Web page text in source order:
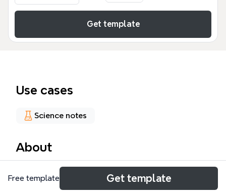
Get template
Use cases
Science notes
About
La mappa mentale 'MONILIOFITE (FELCI)' copre
l'intero phylum delle Monilofite, includendo 284 nodi
Free template Get template